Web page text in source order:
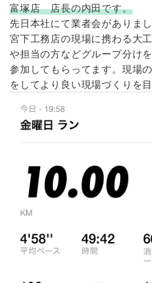
富塚店 店長の内田です。
先日本社にて業者会がありまし
宮下工務店の現場に携わる大
や担当の方などグループ分け
参加してもらってます。現場
をしてより良い現場づくりを